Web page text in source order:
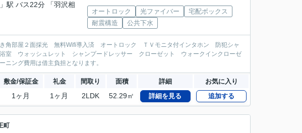
」駅 バス22分 「羽沢相
オートロック 光ファイバー
宅配ボックス
耐震構造
公共下水
角部屋２面採光 無料Wifi導入済 オートロック ＴＶモニタ付インタホン 防犯シャ
室 ウォッシュレット シャンプードレッサー クローゼット ウォークインクローゼ
ング費用は借主負担となります。
敷金/保証金 礼金 間取り 面積 詳細 お気に入り
1ヶ月 1ヶ月 2LDK 52.29㎡ 詳細を見る 追加する
町